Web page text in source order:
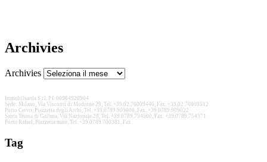
Archivies
Archivies
Immobilsarda S.r.l. P.I. 00964920904
Sede: Milano, Via Visconti di Modrone 29, Tel. +39.02.76009446, Fax. +39.02.76009512
Porto Cervo, Piazzetta degli Archi, Tel. +39.0789.909000, Fax. +39.0789.909022
Santa Teresa di Gallura, Via Nazionale 28, Tel. +39.0789.754500, Fax. +39.0789.754371
Porto Rafael, Piazzetta mare, Tel. +39.0789.700381, Fax.
Tag